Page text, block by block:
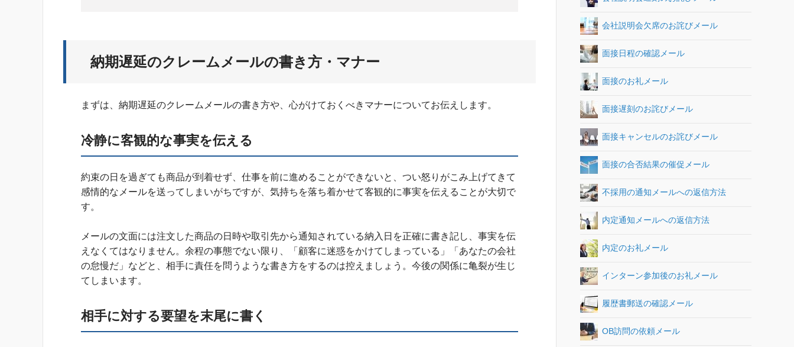
納期遅延のクレームメールの書き方・マナー
まずは、納期遅延のクレームメールの書き方や、心がけておくべきマナーについてお伝えします。
冷静に客観的な事実を伝える
約束の日を過ぎても商品が到着せず、仕事を前に進めることができないと、つい怒りがこみ上げてきて
感情的なメールを送ってしまいがちですが、気持ちを落ち着かせて客観的に事実を伝えることが大切で
す。
メールの文面には注文した商品の日時や取引先から通知されている納入日を正確に書き記し、事実を伝
えなくてはなりません。余程の事態でない限り、「顧客に迷惑をかけてしまっている」「あなたの会社
の怠慢だ」などと、相手に責任を問うような書き方をするのは控えましょう。今後の関係に亀裂が生じ
てしまいます。
相手に対する要望を末尾に書く
会社説明会欠席のお詫びメール
面接日程の確認メール
面接のお礼メール
面接遅刻のお詫びメール
面接キャンセルのお詫びメール
面接の合否結果の催促メール
不採用の通知メールへの返信方法
内定通知メールへの返信方法
内定のお礼メール
インターン参加後のお礼メール
履歴書郵送の確認メール
OB訪問の依頼メール